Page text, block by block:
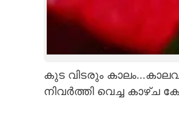
കുട വിടരും
നിവർത്തി വെച്ച കാഴ്ച